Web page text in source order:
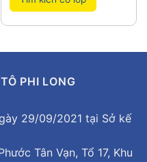
PHI LONG
29/09/2021 tại Sở kế
Tân Vạn, Tổ 17, Khu